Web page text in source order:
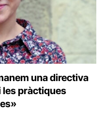
una directiva
les pràctiques